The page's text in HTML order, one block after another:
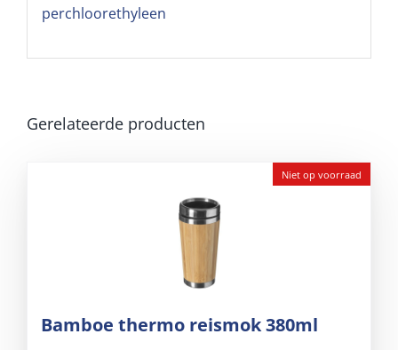
perchloorethyleen
Gerelateerde producten
Niet op voorraad
Bamboe thermo reismok 380ml